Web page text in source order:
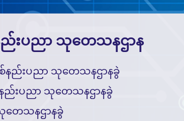
းပညာ သုတေသနဌာန
နည်းပညာ သုတေသနဌာနခွဲ
နည်းပညာ သုတေသနဌာနခွဲ
ေသနဌာနခွဲ